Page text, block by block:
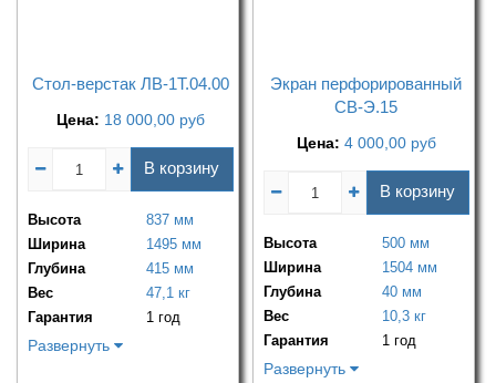
Стол-верстак ЛВ-1Т.04.00
Цена: 18 000,00 руб
В корзину
Высота
837 мм
Ширина
1495 мм
Глубина
415 мм
Вес
47,1 кг
Гарантия
1 год
Развернуть
Экран перфорированный
СВ-Э.15
Цена: 4 000,00 руб
В корзину
Высота
500 мм
Ширина
1504 мм
Глубина
40 мм
Вес
10,3 кг
Гарантия
1 год
Развернуть